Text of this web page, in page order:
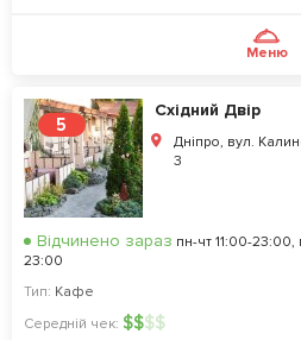
Меню
5
Східний Двір
Дніпро, вул.
3
Відчинено зараз пн-чт 11:00-23:00,
23:00
Тип: Кафе
Середній чек: $$$$